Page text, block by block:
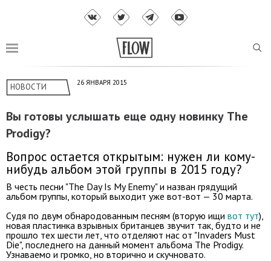
НОВОСТИ 26 ЯНВАРЯ 2015
Вы готовы услышать еще одну новинку The
Prodigy?
Вопрос остается открытым: нужен ли кому-
нибудь альбом этой группы в 2015 году?
В честь песни "The Day Is My Enemy" и назван грядущий
альбом группы, который выходит уже вот-вот — 30 марта.
Судя по двум обнародованным песням (вторую ищи вот тут),
новая пластинка взрывных британцев звучит так, будто и не
прошло тех шести лет, что отделяют нас от "Invaders Must
Die", последнего на данный момент альбома The Prodigy.
Узнаваемо и громко, но вторично и скучновато.